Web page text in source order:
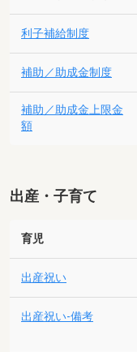
利子補給制度
補助／助成金制度
補助／助成金上限金
額
出産・子育て
育児
出産祝い
出産祝い-備考